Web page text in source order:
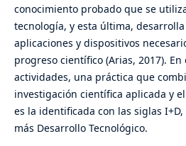
conocimiento probado que se
tecnología, y esta última,
aplicaciones y dispositivos
progreso científico (Arias, 2017). En
actividades, una práctica que
investigación científica aplicada y
es la identificada con las siglas
más Desarrollo Tecnológico.